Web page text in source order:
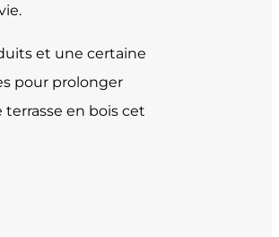
et une certaine
pour prolonger
en bois cet